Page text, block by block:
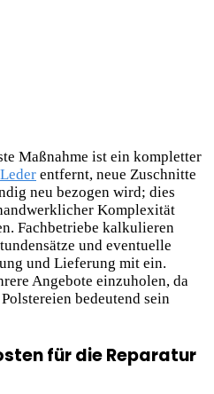
Maßnahme ist ein kompletter
Leder entfernt, neue Zuschnitte
neu bezogen wird; dies
Komplexität
Fachbetriebe kalkulieren
und eventuelle
und Lieferung mit ein.
Angebote einzuholen, da
bedeutend sein
für die Reparatur